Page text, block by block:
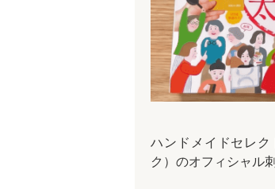
ハンドメイドセレク
ク）のオフィシャル